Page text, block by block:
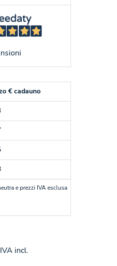
€ cadauno
e prezzi IVA esclusa
IVA incl.